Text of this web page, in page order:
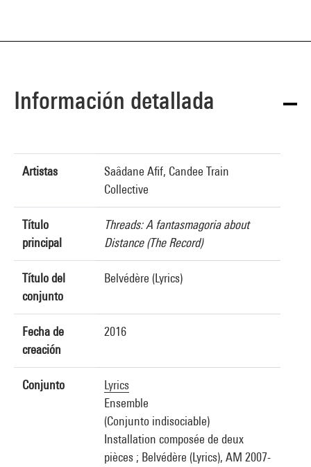
Información detallada
Artistas
Saâdane Afif, Candee Train
Collective
Título
principal
Threads: A fantasmagoria about
Distance (The Record)
Título del
conjunto
Belvédère (Lyrics)
Fecha de
creación
2016
Conjunto
Lyrics
Ensemble
(Conjunto indisociable)
Installation composée de deux
pièces ; Belvédère (Lyrics), AM 2007-